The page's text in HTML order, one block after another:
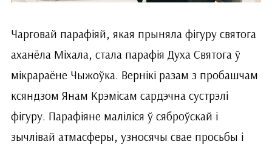
Чарговай парафіяй, якая прыняла фігуру святога
аханёла Міхала, стала парафія Духа Святога ў
мікрараёне Чыжоўка. Вернікі разам з пробашчам
ксяндзом Янам Крэмісам сардэчна сустрэлі
фігуру. Парафіяне маліліся ў сяброўскай і
зычлівай атмасферы, узносячы свае просьбы і